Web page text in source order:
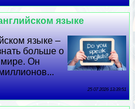
языке
языке –
больше о
Он
25 07 2026 13:39:51